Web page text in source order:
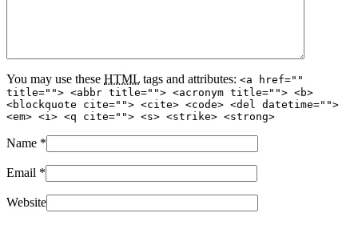
You may use these HTML tags and attributes: <a href=""
title=""> <abbr title=""> <acronym title=""> <b>
<blockquote cite=""> <cite> <code> <del datetime="">
<em> <i> <q cite=""> <s> <strike> <strong>
Name *
Email *
Website